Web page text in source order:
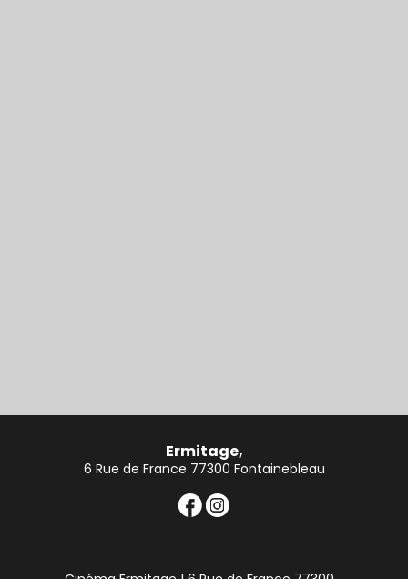
Ermitage,
6 Rue de France 77300 Fontainebleau